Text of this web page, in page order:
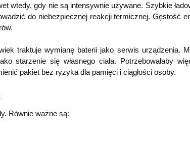
wtedy, gdy nie są intensywnie używane. Szybkie
do niebezpiecznej reakcji termicznej. Gęstość
traktuje wymianę baterii jako serwis urządzenia.
starzenie się własnego ciała. Potrzebowałaby
pakiet bez ryzyka dla pamięci i ciągłości osoby.
Równie ważne są: